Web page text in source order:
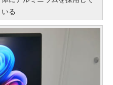
いる